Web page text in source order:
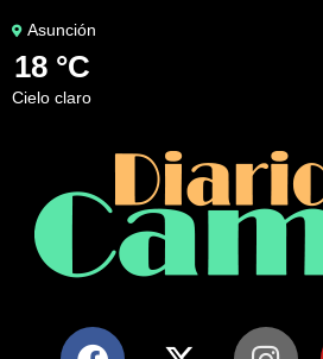
Asunción
18 °C
cielo claro